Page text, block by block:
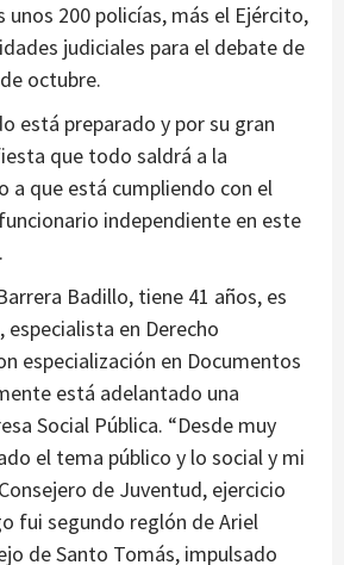
unos 200 policías, más el Ejército,
judiciales para el debate de
octubre.
está preparado y por su gran
que todo saldrá a la
a que está cumpliendo con el
independiente en este
Badillo, tiene 41 años, es
en Derecho
especialización en Documentos
está adelantado una
Social Pública. “Desde muy
el tema público y lo social y mi
de Juventud, ejercicio
fui segundo reglón de Ariel
de Santo Tomás, impulsado